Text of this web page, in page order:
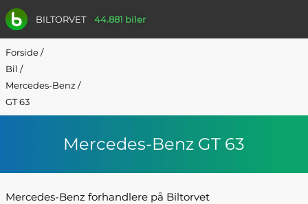
BILTORVET 44.881 biler
Forside/
Bil /
Mercedes-Benz /
GT 63
Mercedes-Benz GT 63
Mercedes-Benz forhandlere på Biltorvet